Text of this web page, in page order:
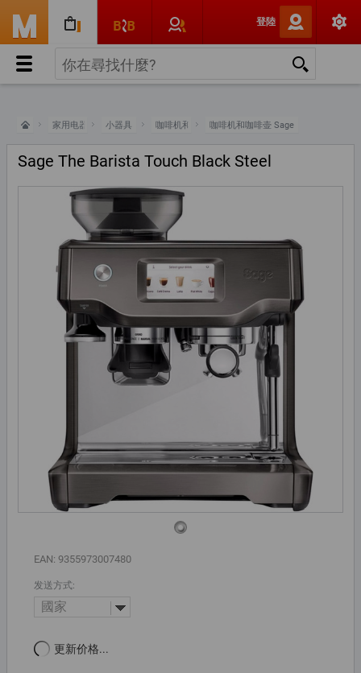
登陸
家用电器 小器具 咖啡机和咖啡壶咖啡机和咖啡壶 Sage
Sage The Barista Touch Black Steel
EAN: 9355973007480
发送方式:
國家
更新价格...